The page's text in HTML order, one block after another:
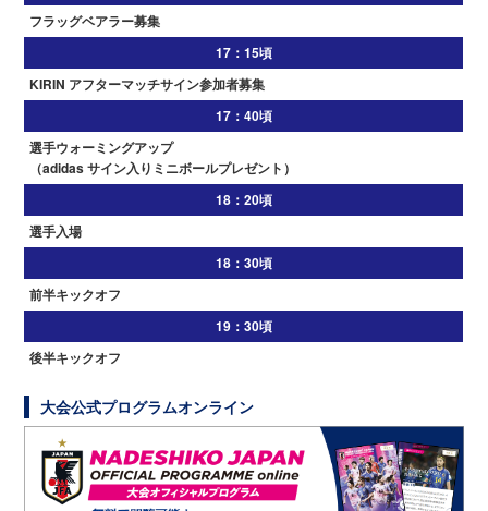
フラッグベアラー募集
17：15頃
KIRIN アフターマッチサイン参加者募集
17：40頃
選手ウォーミングアップ
（adidas サイン入りミニボールプレゼント）
18：20頃
選手入場
18：30頃
前半キックオフ
19：30頃
後半キックオフ
大会公式プログラムオンライン